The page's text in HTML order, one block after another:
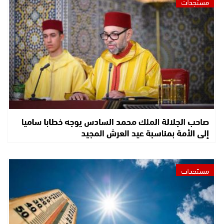
صاحب الجلالة الملك محمد السادس يوجه خطابا ساميا
إلى الأمة بمناسبة عيد العرش المجيد
مستجدات